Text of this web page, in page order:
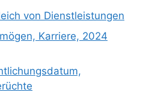
von Dienstleistungen
Karriere, 2024